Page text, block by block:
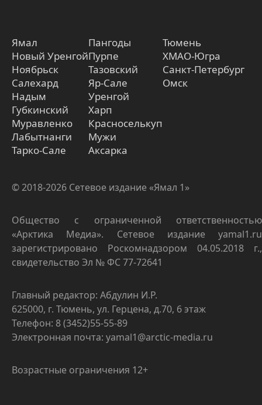
Ямал
Новый Уренгой
Ноябрьск
Салехард
Надым
Губкинский
Муравленко
Лабытнанги
Тарко-Сале
Пангоды
Пурпе
Тазовский
Яр-Сале
Уренгой
Харп
Красноселькуп
Мужи
Аксарка
Тюмень
ХМАО-Югра
Санкт-Петербург
Омск
© 2018-2026 Сетевое издание «Ямал 1»
Общество с ограниченной ответственностью
«Арктика Медиа». Сетевое издание yamal1.ru
зарегистрировано Роскомнадзором 04.05.2018 г.,
свидетельство Эл № ФС 77-72641
Главный редактор: Абдулин И.Р.
625000, г. Тюмень, ул. Герцена, д.70, 6 этаж
Телефон: 8 (3452)55-55-89
Электронная почта: yamal1@arctic-media.ru
Возрастные ограничения 12+